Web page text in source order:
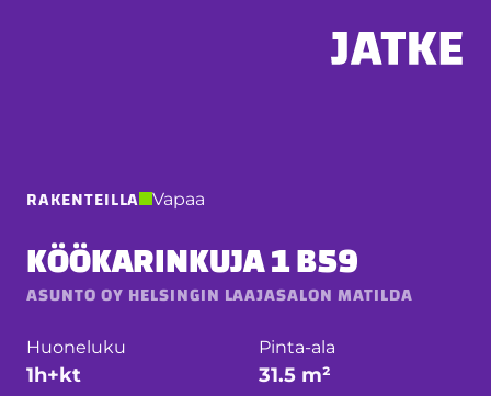
RAKENTEILLA Vapaa
KÖÖKARINKUJA 1 B59
ASUNTO OY HELSINGIN LAAJASALON MATILDA
Huoneluku
1h+kt
Pinta-ala
31.5 m²